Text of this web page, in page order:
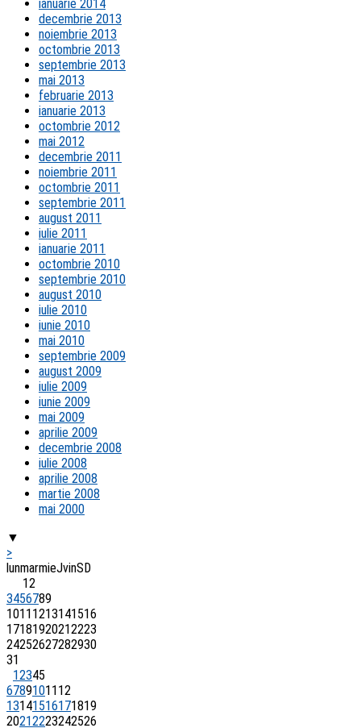
ianuarie 2014
decembrie 2013
noiembrie 2013
octombrie 2013
septembrie 2013
mai 2013
februarie 2013
ianuarie 2013
octombrie 2012
mai 2012
decembrie 2011
noiembrie 2011
octombrie 2011
septembrie 2011
august 2011
iulie 2011
ianuarie 2011
octombrie 2010
septembrie 2010
august 2010
iulie 2010
iunie 2010
mai 2010
septembrie 2009
august 2009
iulie 2009
iunie 2009
mai 2009
aprilie 2009
decembrie 2008
iulie 2008
aprilie 2008
martie 2008
mai 2000
▼
>
lunmarmieJvinS D
12
3456789
1011 1213141516
17181920212223
24252627282930
31
12345
67891011 12
13141516171819
20212223242526